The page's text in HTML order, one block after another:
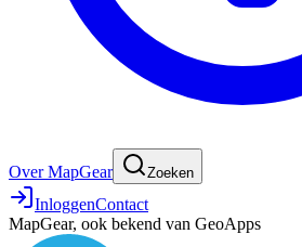
Over MapGear Zoeken
InloggenContact
MapGear, ook bekend van GeoApps